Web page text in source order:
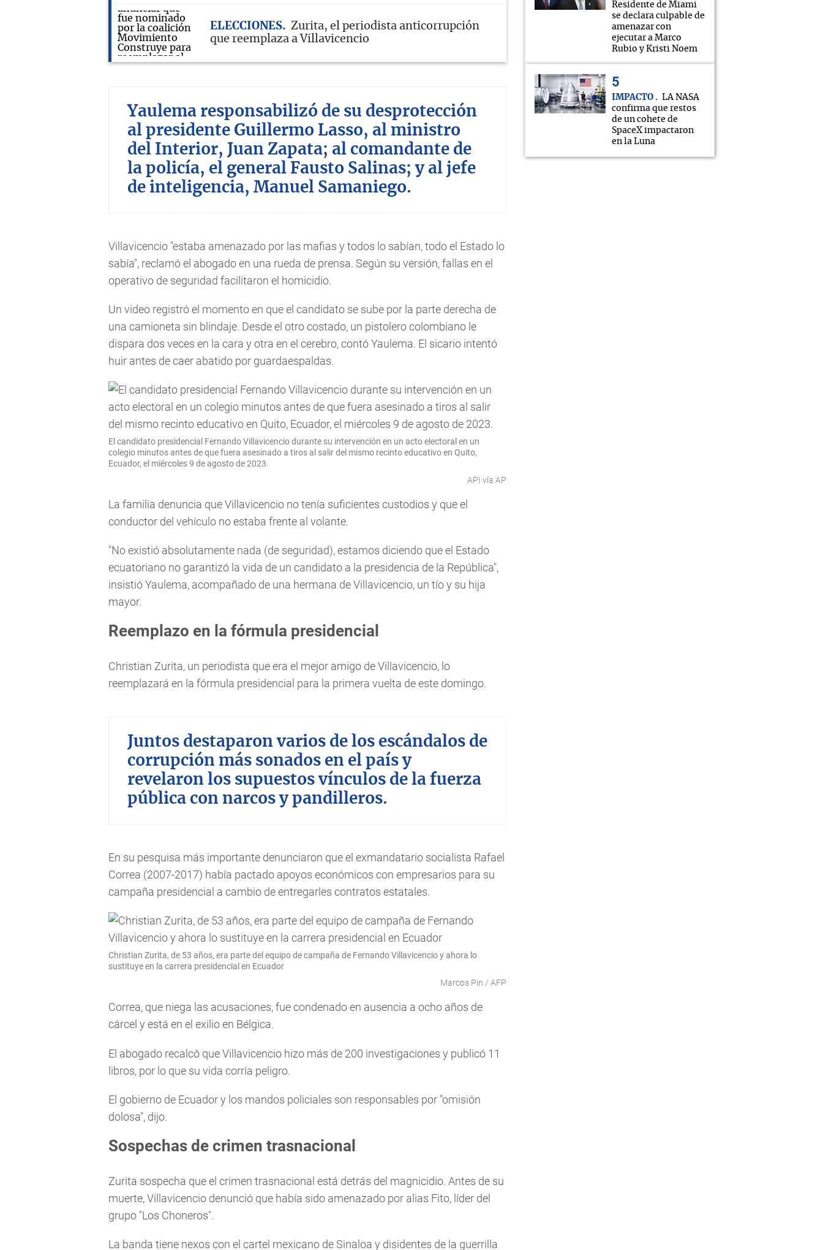
ELECCIONES
Zurita, el periodista anticorrupción
que reemplaza a Villavicencio
Yaulema responsabilizó de su desprotección
al presidente Guillermo Lasso, al ministro
del Interior, Juan Zapata; al comandante de
la policía, el general Fausto Salinas; y al jefe
de inteligencia, Manuel Samaniego.
Villavicencio "estaba amenazado por las mafias y todos lo sabían, todo el Estado lo
sabía", reclamó el abogado en una rueda de prensa. Según su versión, fallas en el
operativo de seguridad facilitaron el homicidio.
Un video registró el momento en que el candidato se sube por la parte derecha de
una camioneta sin blindaje. Desde el otro costado, un pistolero colombiano le
dispara dos veces en la cara y otra en el cerebro, contó Yaulema. El sicario intentó
huir antes de caer abatido por guardaespaldas.
El candidato presidencial Fernando Villavicencio durante su intervención en un acto electoral en un
colegio minutos antes de que fuera asesinado a tiros al salir del mismo recinto educativo en Quito,
Ecuador, el miércoles 9 de agosto de 2023.
API vía AP
La familia denuncia que Villavicencio no tenía suficientes custodios y que el
conductor del vehículo no estaba frente al volante.
"No existió absolutamente nada (de seguridad), estamos diciendo que el Estado
ecuatoriano no garantizó la vida de un candidato a la presidencia de la República",
insistió Yaulema, acompañado de una hermana de Villavicencio, un tío y su hija
mayor.
Reemplazo en la fórmula presidencial
Christian Zurita, un periodista que era el mejor amigo de Villavicencio, lo
reemplazará en la fórmula presidencial para la primera vuelta de este domingo.
Juntos destaparon varios de los escándalos de
corrupción más sonados en el país y
revelaron los supuestos vínculos de la fuerza
pública con narcos y pandilleros.
En su pesquisa más importante denunciaron que el exmandatario socialista Rafael
Correa (2007-2017) había pactado apoyos económicos con empresarios para su
campaña presidencial a cambio de entregarles contratos estatales.
Christian Zurita, de 53 años, era parte del equipo de campaña de Fernando Villavicencio y ahora lo
sustituye en la carrera presidencial en Ecuador
Marcos Pin / AFP
Correa, que niega las acusaciones, fue condenado en ausencia a ocho años de
cárcel y está en el exilio en Bélgica.
El abogado recalcó que Villavicencio hizo más de 200 investigaciones y publicó 11
libros, por lo que su vida corría peligro.
El gobierno de Ecuador y los mandos policiales son responsables por "omisión
dolosa", dijo.
Sospechas de crimen trasnacional
Zurita sospecha que el crimen trasnacional está detrás del magnicidio. Antes de su
muerte, Villavicencio denunció que había sido amenazado por alias Fito, líder del
grupo "Los Choneros".
La banda tiene nexos con el cartel mexicano de Sinaloa y disidentes de la guerrilla
Residente de Miami
se declara culpable de
amenazar con
ejecutar a Marco
Rubio y Kristi Noem
IMPACTO
LA NASA
confirma que restos
de un cohete de
SpaceX impactaron
en la Luna